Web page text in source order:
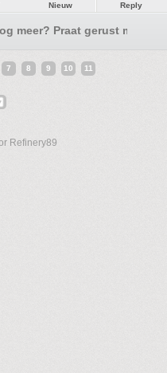
Nieuw Reply
meer? Praat gerust mee.
7 8 9 10 11
Refinery89